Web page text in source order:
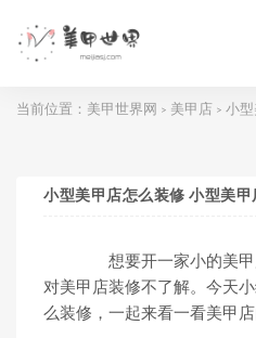
当前位置： 美甲世界网 > 美甲店 > 小型
小型美甲店怎么装修 小型美
想要开一家小的美甲
对美甲店装修不了解。今天
么装修，一起来看一看美甲店